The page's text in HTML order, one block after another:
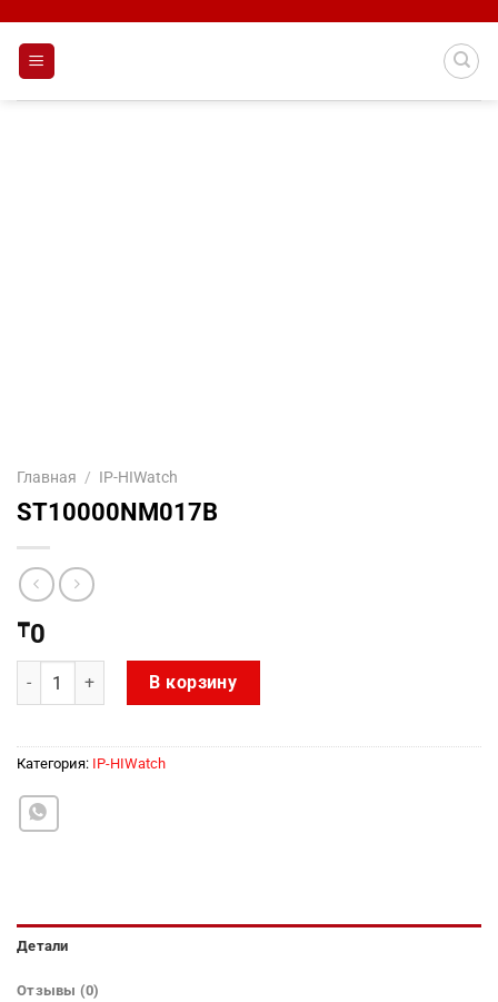
content
Главная / IP-HIWatch
ST10000NM017B
₸0
Количество товара ST10000NM017B
В корзину
Категория: IP-HIWatch
Детали
Отзывы (0)